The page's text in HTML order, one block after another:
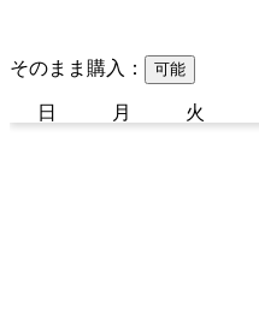
そのまま購入： 可能
日 月 火